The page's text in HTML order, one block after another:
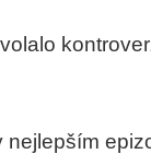
nejlepším